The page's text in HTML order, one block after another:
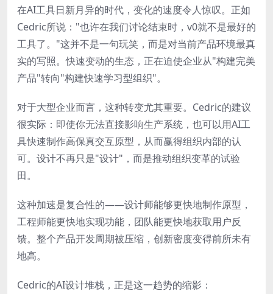
在AI工具日新月异的时代，变化的速度令人惊叹。正如
Cedric所说："也许在我们讨论结束时，v0就不是最好的
工具了。"这并不是一句玩笑，而是对当前产品环境最真
实的写照。快速变动的生态，正在迫使企业从"构建完美
产品"转向"构建快速学习型组织"。
对于大型企业而言，这种转变尤其重要。Cedric的建议
很实际：即使你无法直接影响生产系统，也可以用AI工
具快速制作高保真交互原型，从而赢得组织内部的认
可。设计不再只是"设计"，而是推动组织变革的试验
田。
这种加速是复合性的——设计师能够更快地制作原型，
工程师能更快地实现功能，团队能更快地获取用户反
馈。整个产品开发周期被压缩，创新密度变得前所未有
地高。
Cedric的AI设计堆栈，正是这一趋势的缩影：